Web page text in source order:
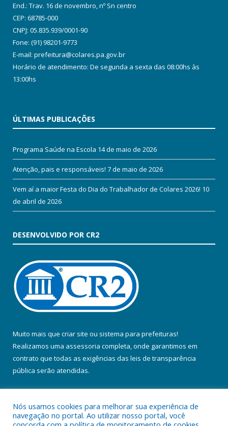
End.: Trav. 16 de novembro, nº Sn centro
CEP: 68785-000
CNPJ: 05.835.939/0001-90
Fone: (91) 98201-9773
E-mail: prefeitura@colares.pa.gov.br
Horário de atendimento: De segunda a sexta das 08:00hs às
13:00hs
ÚLTIMAS PUBLICAÇÕES
Programa Saúde na Escola 14 de maio de 2026
Atenção, pais e responsáveis! 7 de maio de 2026
Vem aí a maior Festa do Dia do Trabalhador de Colares 2026! 10
de abril de 2026
DESENVOLVIDO POR CR2
Muito mais que criar site ou sistema para prefeituras!
Realizamos uma assessoria completa, onde garantimos em
contrato que todas as exigências das leis de transparência
pública serão atendidas.
Nós usamos cookies para melhorar sua experiência de
navegação no portal. Ao utilizar nosso portal, você